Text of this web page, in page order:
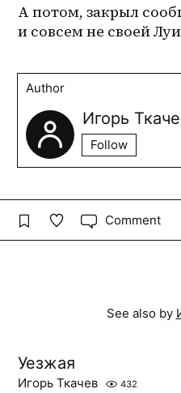
А потом, закрыл
и совсем не своей
Author
Игорь
Follow
Comment
See also by
Уезжая
Игорь Ткачев 432